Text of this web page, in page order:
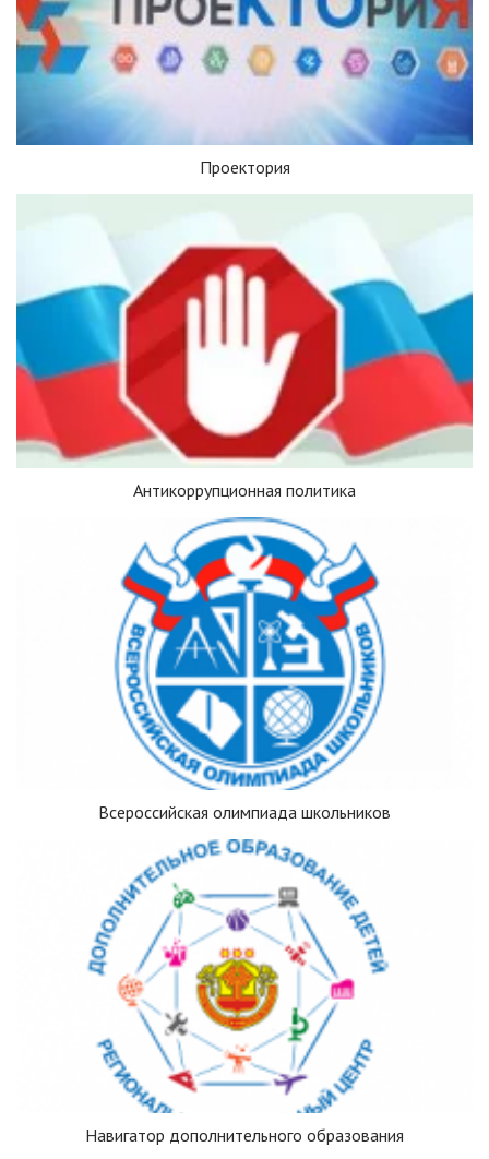
Проектория
Антикоррупционная политика
Всероссийская олимпиада школьников
Навигатор дополнительного образования